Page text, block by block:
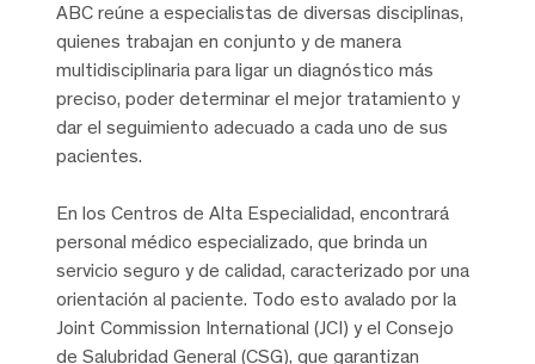
ABC reúne a especialistas de diversas disciplinas,
quienes trabajan en conjunto y de manera
multidisciplinaria para ligar un diagnóstico más
preciso, poder determinar el mejor tratamiento y
dar el seguimiento adecuado a cada uno de sus
pacientes.
En los Centros de Alta Especialidad, encontrará
personal médico especializado, que brinda un
servicio seguro y de calidad, caracterizado por una
orientación al paciente. Todo esto avalado por la
Joint Commission International (JCI) y el Consejo
de Salubridad General (CSG), que garantizan